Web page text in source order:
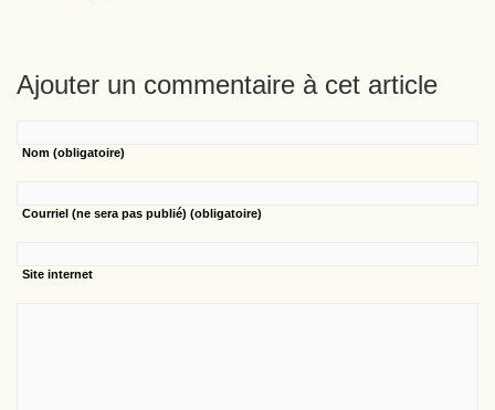
Ajouter un commentaire à cet article
Nom (obligatoire)
Courriel (ne sera pas publié) (obligatoire)
Site internet